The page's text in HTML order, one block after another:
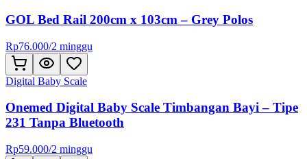
GOL Bed Rail 200cm x 103cm – Grey Polos
Rp76.000/2 minggu
Digital Baby Scale
Onemed Digital Baby Scale Timbangan Bayi – Tipe
231 Tanpa Bluetooth
Rp59.000/2 minggu